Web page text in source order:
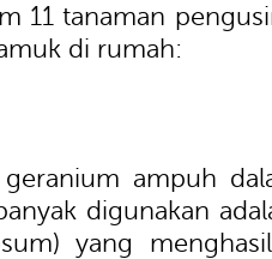
11 tanaman
di rumah:
ampuh
digunakan
yang